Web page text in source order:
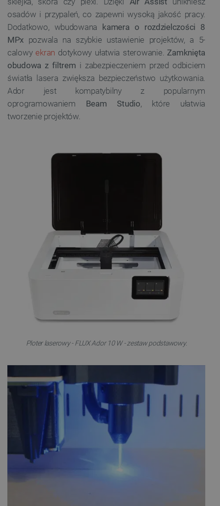
osadów i przypaleń, co zapewni wysoką jakość pracy.
Dodatkowo, wbudowana kamera o rozdzielczości 8
MPx pozwala na szybkie ustawienie projektów, a 5-
calowyekran dotykowy ułatwia sterowanie.Zamknięta
obudowa z filtrem i zabezpieczeniem przed odbiciem
światła lasera zwiększa bezpieczeństwo użytkowania.
Ador jest kompatybilny z popularnym
oprogramowaniem Beam Studio, które ułatwia
tworzenie projektów.
Ploter laserowy - FLUX Ador 10 W - zestaw podstawowy.